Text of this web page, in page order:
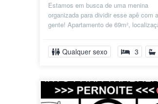
Estamos em busca de uma menina
organizada para dividir esse apê com a
gente! Apartamento de 69m²,
Qualquer sexo 3